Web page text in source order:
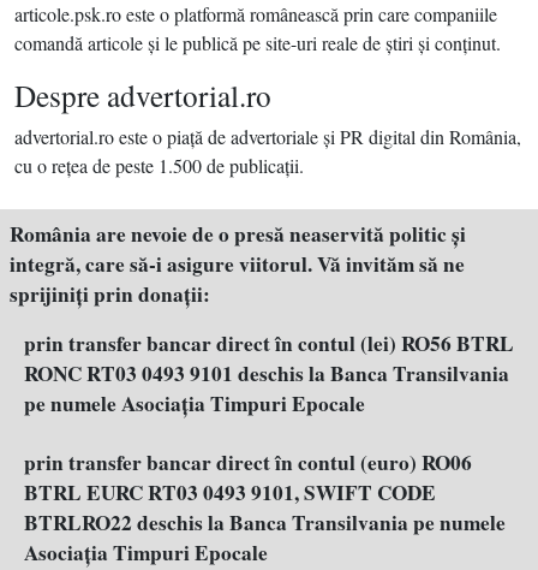
articole.psk.ro este o platformă românească prin care companiile
comandă articole şi le publică pe site-uri reale de ştiri şi conţinut.
Despre advertorial.ro
advertorial.ro este o piaţă de advertoriale şi PR digital din România,
cu o reţea de peste 1.500 de publicaţii.
România are nevoie de o presă neaservită politic şi
integră, care să-i asigure viitorul. Vă invităm să ne
sprijiniţi prin donaţii:
prin transfer bancar direct în contul (lei) RO56 BTRL
RONC RT03 0493 9101 deschis la Banca Transilvania
pe numele Asociația Timpuri Epocale
prin transfer bancar direct în contul (euro) RO06
BTRL EURC RT03 0493 9101, SWIFT CODE
BTRLRO22 deschis la Banca Transilvania pe numele
Asociația Timpuri Epocale